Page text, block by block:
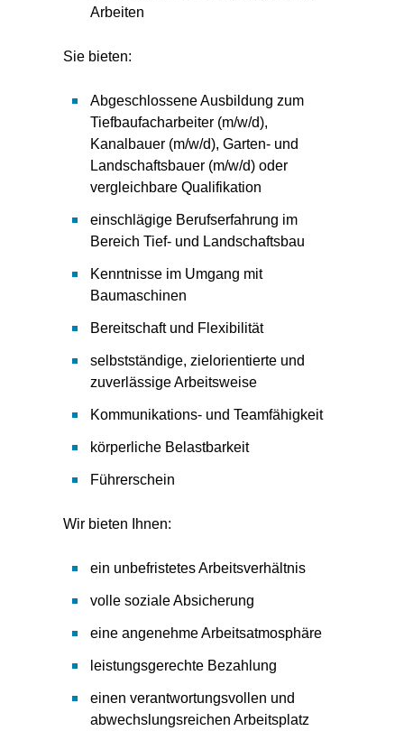
Arbeiten
Sie bieten:
Abgeschlossene Ausbildung zum
Tiefbaufacharbeiter (m/w/d),
Kanalbauer (m/w/d), Garten- und
Landschaftsbauer (m/w/d) oder
vergleichbare Qualifikation
einschlägige Berufserfahrung im
Bereich Tief- und Landschaftsbau
Kenntnisse im Umgang mit
Baumaschinen
Bereitschaft und Flexibilität
selbstständige, zielorientierte und
zuverlässige Arbeitsweise
Kommunikations- und Teamfähigkeit
körperliche Belastbarkeit
Führerschein
Wir bieten Ihnen:
ein unbefristetes Arbeitsverhältnis
volle soziale Absicherung
eine angenehme Arbeitsatmosphäre
leistungsgerechte Bezahlung
einen verantwortungsvollen und
abwechslungsreichen Arbeitsplatz